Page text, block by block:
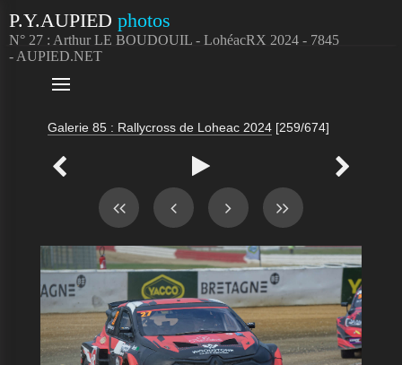
P.Y.AUPIED photos
N° 27 : Arthur LE BOUDOUIL - LohéacRX 2024 - 7845
- AUPIED.NET

Galerie 85 : Rallycross de Loheac 2024 [259/674]
  